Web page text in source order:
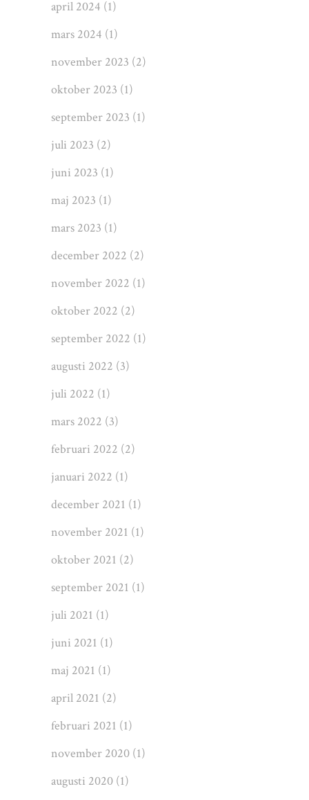
april 2024 (1)
mars 2024 (1)
november 2023 (2)
oktober 2023 (1)
september 2023 (1)
juli 2023 (2)
juni 2023 (1)
maj 2023 (1)
mars 2023 (1)
december 2022 (2)
november 2022 (1)
oktober 2022 (2)
september 2022 (1)
augusti 2022 (3)
juli 2022 (1)
mars 2022 (3)
februari 2022 (2)
januari 2022 (1)
december 2021 (1)
november 2021 (1)
oktober 2021 (2)
september 2021 (1)
juli 2021 (1)
juni 2021 (1)
maj 2021 (1)
april 2021 (2)
februari 2021 (1)
november 2020 (1)
augusti 2020 (1)